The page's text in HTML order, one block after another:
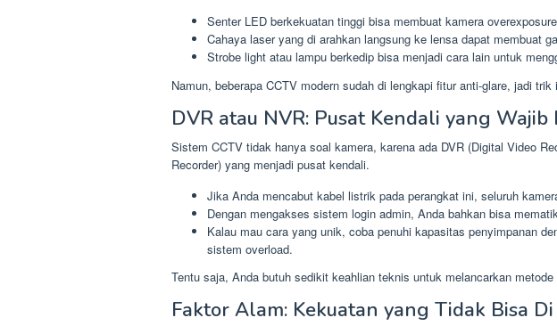
Senter LED berkekuatan tinggi bisa membuat kamera
Cahaya laser yang di arahkan langsung ke lensa dapat membuat
Strobe light atau lampu berkedip bisa menjadi cara lain untuk
Namun, beberapa CCTV modern sudah di lengkapi fitur anti-glare, jadi
DVR atau NVR: Pusat Kendali yang Wajib
Sistem CCTV tidak hanya soal kamera, karena ada DVR (Digital Video
Recorder) yang menjadi pusat kendali.
Jika Anda mencabut kabel listrik pada perangkat ini, seluruh
Dengan mengakses sistem login admin, Anda bahkan bisa
Kalau mau cara yang unik, coba penuhi kapasitas penyimpanan
sistem overload.
Tentu saja, Anda butuh sedikit keahlian teknis untuk melancarkan
Faktor Alam: Kekuatan yang Tidak Bisa